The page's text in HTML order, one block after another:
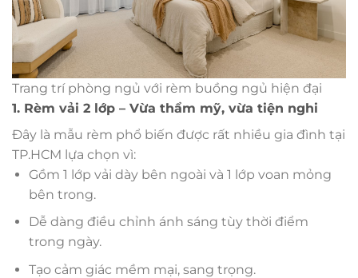
Trang trí phòng ngủ với rèm buồng ngủ hiện đại
1. Rèm vải 2 lớp – Vừa thẩm mỹ, vừa tiện nghi
Đây là mẫu rèm phổ biến được rất nhiều gia đình tại
TP.HCM lựa chọn vì:
Gồm 1 lớp vải dày bên ngoài và 1 lớp voan mỏng
bên trong.
Dễ dàng điều chỉnh ánh sáng tùy thời điểm
trong ngày.
Tạo cảm giác mềm mại, sang trọng.